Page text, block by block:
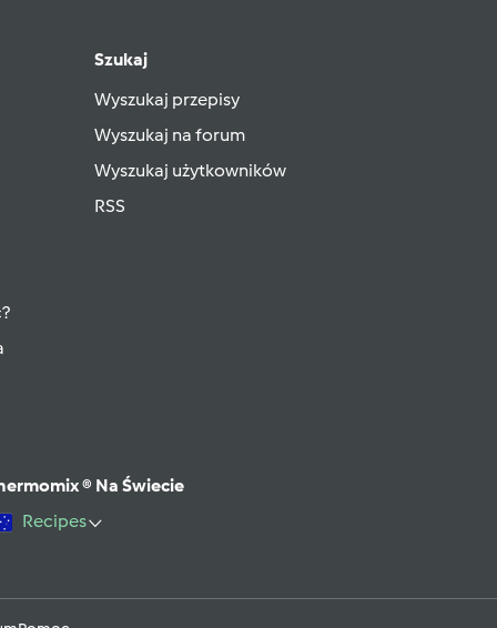
Szukaj
Wyszukaj przepisy
Wyszukaj na forum
Wyszukaj użytkowników
RSS
® Na Świecie
Recipes